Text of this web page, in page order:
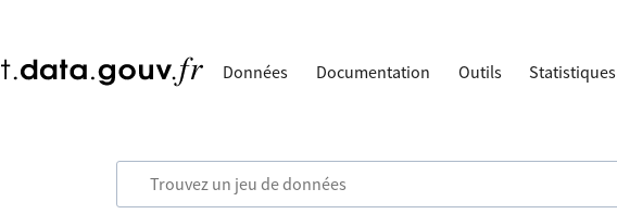
Données Documentation Outils Statistiques